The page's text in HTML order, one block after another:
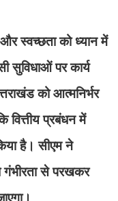
और स्वच्छता को ध्यान में
सुविधाओं पर कार्य
को आत्मनिर्भर
वित्तीय प्रबंधन में
है। सीएम ने
गंभीरता से परखकर